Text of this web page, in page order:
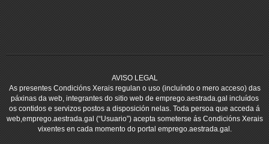
AVISO LEGAL
As presentes Condicións Xerais regulan o uso (incluíndo o mero acceso) das
páxinas da web, integrantes do sitio web de emprego.aestrada.gal incluídos
os contidos e servizos postos a disposición nelas. Toda persoa que acceda á
web,emprego.aestrada.gal (“Usuario”) acepta someterse ás Condicións Xerais
vixentes en cada momento do portal emprego.aestrada.gal.